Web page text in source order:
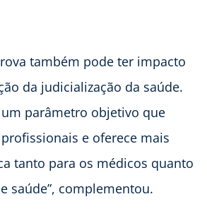
também pode ter impacto
da judicialização da saúde.
um parâmetro objetivo que
e oferece mais
tanto para os médicos quanto
saúde”, complementou.